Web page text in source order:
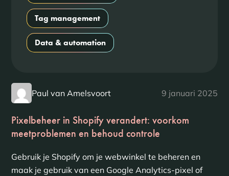
Tag management
Data & automation
Paul van Amelsvoort 9 januari 2025
Pixelbeheer in Shopify verandert: voorkom
meetproblemen en behoud controle
Gebruik je Shopify om je webwinkel te beheren en
maak je gebruik van een Google Analytics-pixel of